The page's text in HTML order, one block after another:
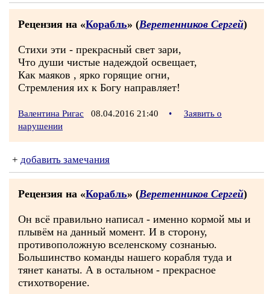
Рецензия на «Корабль» (Веретенников Сергей)
Стихи эти - прекрасный свет зари,
Что души чистые надеждой освещает,
Как маяков , ярко горящие огни,
Стремления их к Богу направляет!
Валентина Ригас 08.04.2016 21:40 •
Заявить о
нарушении
+ добавить замечания
Рецензия на «Корабль» (Веретенников Сергей)
Он всё правильно написал - именно кормой мы и
плывём на данный момент. И в сторону,
противоположную вселенскому сознанью.
Большинство команды нашего корабля туда и
тянет канаты. А в остальном - прекрасное
стихотворение.